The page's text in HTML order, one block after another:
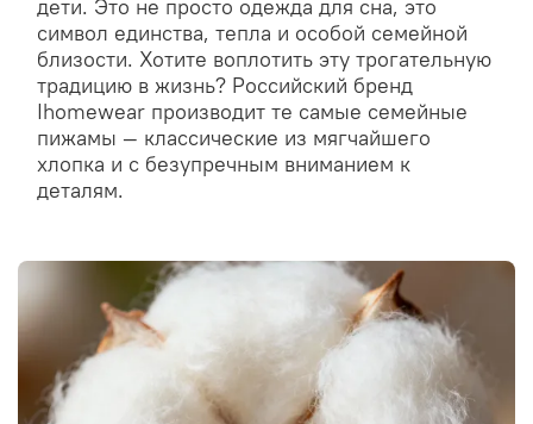
дети. Это не просто одежда для сна, это
символ единства, тепла и особой семейной
близости. Хотите воплотить эту трогательную
традицию в жизнь? Российский бренд
Ihomewear производит те самые семейные
пижамы — классические из мягчайшего
хлопка и с безупречным вниманием к
деталям.